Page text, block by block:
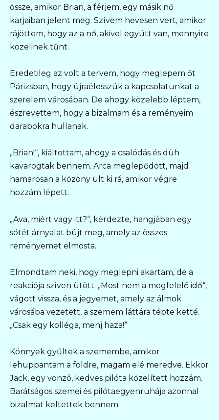
össze, amikor Brian, a férjem, egy másik nő
karjaiban jelent meg. Szívem hevesen vert, amikor
rájöttem, hogy az a nő, akivel együtt van, mennyire
közelinek tűnt.
Eredetileg az volt a tervem, hogy meglepem őt
Párizsban, hogy újraélesszük a kapcsolatunkat a
szerelem városában. De ahogy közelebb léptem,
észrevettem, hogy a bizalmam és a reményeim
darabokra hullanak.
„Brian!“, kiáltottam, ahogy a csalódás és düh
kavarogtak bennem. Arca meglepődött, majd
hamarosan a közöny ült ki rá, amikor végre
hozzám lépett.
„Ava, miért vagy itt?“, kérdezte, hangjában egy
sötét árnyalat bújt meg, amely az összes
reményemet elmosta.
Elmondtam neki, hogy meglepni akartam, de a
reakciója szíven ütött. „Most nem a megfelelő idő“,
vágott vissza, és a jegyemet, amely az álmok
városába vezetett, a szemem láttára tépte ketté.
„Csak egy kolléga, menj haza!“
Könnyek gyűltek a szemembe, amikor
lehuppantam a földre, magam elé meredve. Ekkor
Jack, egy vonzó, kedves pilóta közelített hozzám.
Barátságos szemei és pilótaegyenruhája azonnal
bizalmat keltettek bennem.